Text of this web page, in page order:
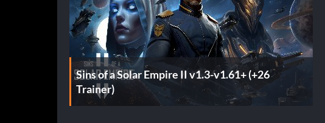
Sins of a Solar Empire II v1.3-v1.61+ (+26
Trainer)